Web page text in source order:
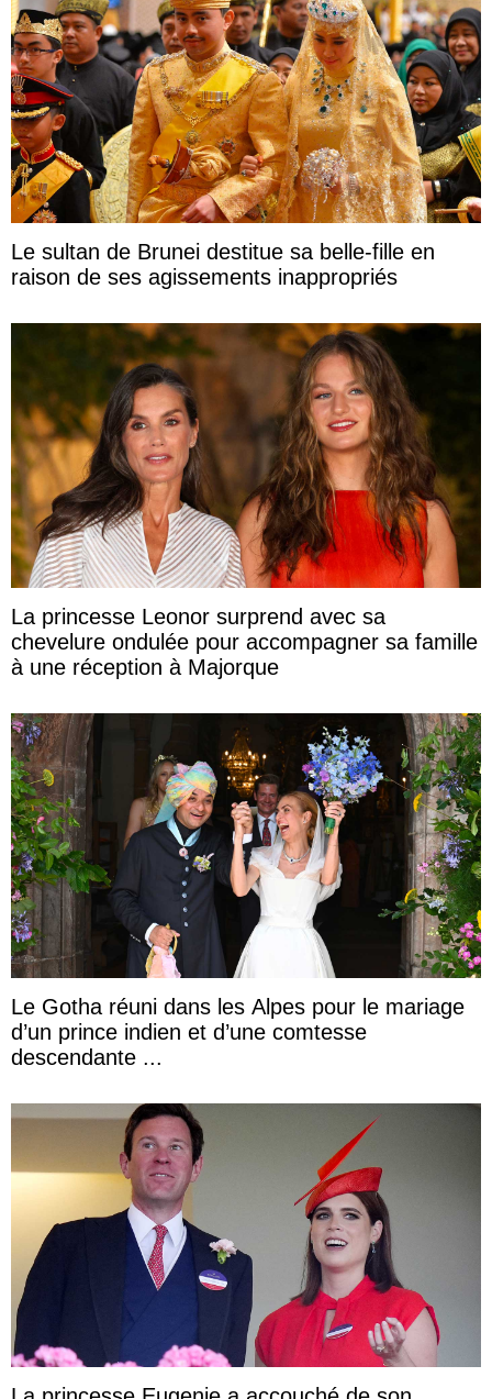
Le sultan de Brunei destitue sa belle-fille en
raison de ses agissements inappropriés
La princesse Leonor surprend avec sa
chevelure ondulée pour accompagner sa famille
à une réception à Majorque
Le Gotha réuni dans les Alpes pour le mariage
d’un prince indien et d’une comtesse
descendante ...